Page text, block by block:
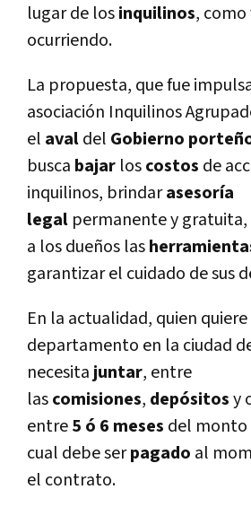
lugar de losinquilinos, como
ocurriendo.
La propuesta, que fue
asociación Inquilinos
el avaldel Gobierno
busca bajar loscostos de
inquilinos, brindarasesoría
legal permanente y gratuita,
a los dueños las
garantizar el cuidado de sus
En la actualidad, quien quiere
departamento en la ciudad
necesitajuntar, entre
lascomisiones, depósitosy
entre5 ó 6 meses del monto
cual debe serpagado al
el contrato.